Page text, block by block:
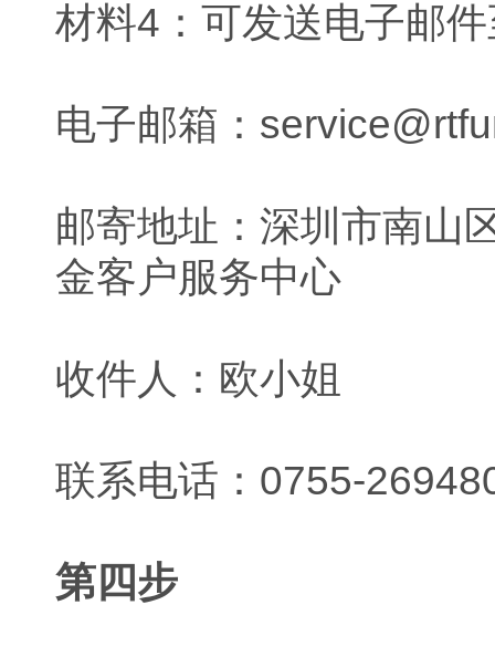
材料4：可发送电子邮
电子邮箱：
邮寄地址：深圳市南山
金客户服务中心
收件人：欧小姐
联系电话：0755-
第四步